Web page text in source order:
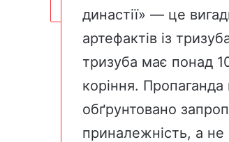
династії» — це
артефактів із
тризуба має понад
коріння.
обґрунтовано
приналежність, а не